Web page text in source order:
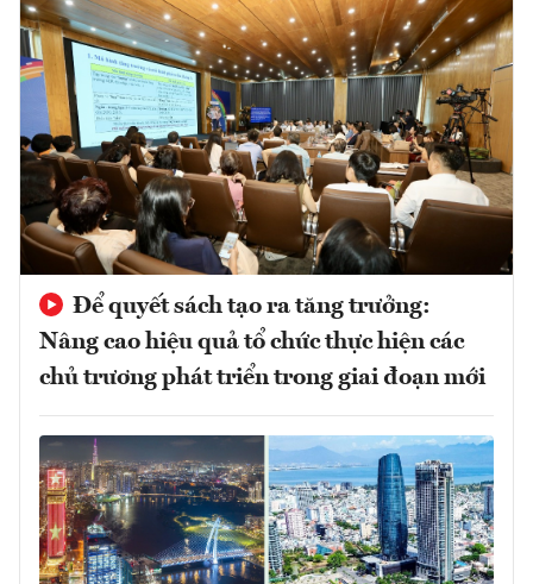
Để quyết sách tạo ra tăng trưởng:
Nâng cao hiệu quả tổ chức thực hiện các
chủ trương phát triển trong giai đoạn mới